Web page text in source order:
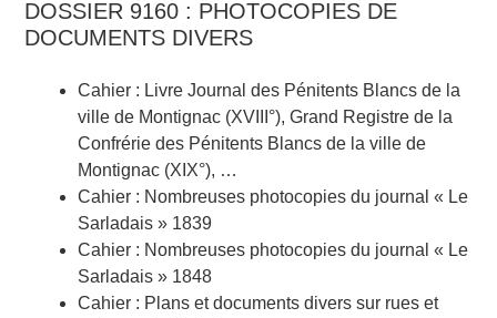
DOSSIER 9160 : PHOTOCOPIES DE
DOCUMENTS DIVERS
Cahier : Livre Journal des Pénitents Blancs de la
ville de Montignac (XVIII°), Grand Registre de la
Confrérie des Pénitents Blancs de la ville de
Montignac (XIX°), …
Cahier : Nombreuses photocopies du journal « Le
Sarladais » 1839
Cahier : Nombreuses photocopies du journal « Le
Sarladais » 1848
Cahier : Plans et documents divers sur rues et